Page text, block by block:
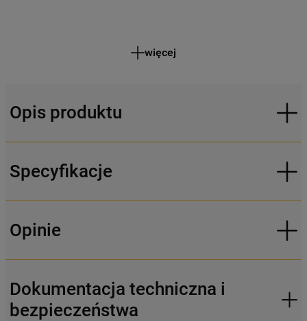
więcej
Opis produktu
Specyfikacje
Opinie
Dokumentacja techniczna i
bezpieczeństwa